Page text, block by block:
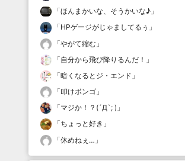
「ほんまかいな、そうかいな♪ 」
「HPゲージがじゃましてるぅ 」
「やがて縮む 」
「自分から飛び降りるんだ！ 」
「暗くなるとジ・エンド 」
「叩けボンゴ 」
「マジか！？(´Д`; ) 」
「ちょっと好き 」
「休めねぇ… 」